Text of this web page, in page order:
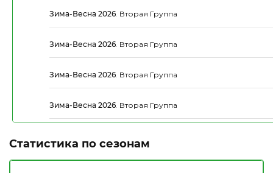
Зима-Весна 2026. Вторая Группа
Зима-Весна 2026. Вторая Группа
Зима-Весна 2026. Вторая Группа
Зима-Весна 2026. Вторая Группа
Статистика по сезонам